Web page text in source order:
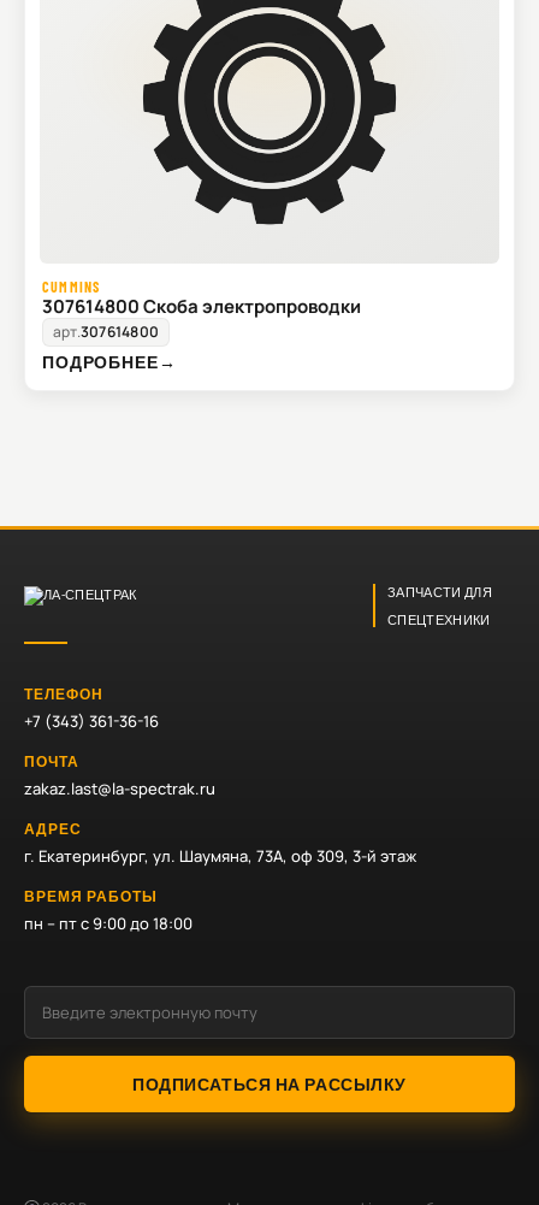
CUMMINS
307614800 Скоба электропроводки
арт.307614800
ПОДРОБНЕЕ→
ЗАПЧАСТИ ДЛЯ
СПЕЦТЕХНИКИ
ТЕЛЕФОН
+7 (343) 361-36-16
ПОЧТА
zakaz.last@la-spectrak.ru
АДРЕС
г. Екатеринбург, ул. Шаумяна, 73А, оф 309, 3-й этаж
ВРЕМЯ РАБОТЫ
пн – пт с 9:00 до 18:00
ПОДПИСАТЬСЯ НА РАССЫЛКУ